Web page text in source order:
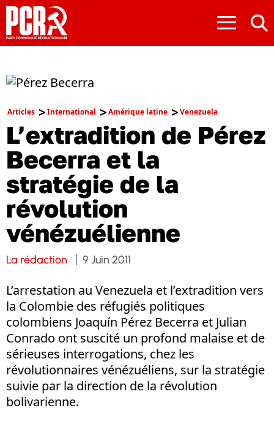
≡
Articles International Amérique latine Venezuela
L’extradition de Pérez
Becerra et la
stratégie de la
révolution
vénézuélienne
La rédaction 9 Juin 2011
L’arrestation au Venezuela et l’extradition vers
la Colombie des réfugiés politiques
colombiens Joaquín Pérez Becerra et Julian
Conrado ont suscité un profond malaise et de
sérieuses interrogations, chez les
révolutionnaires vénézuéliens, sur la stratégie
suivie par la direction de la révolution
bolivarienne.